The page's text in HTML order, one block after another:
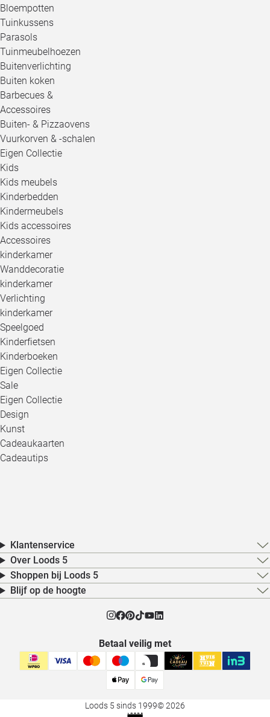
Bloempotten
Tuinkussens
Parasols
Tuinmeubelhoezen
Buitenverlichting
Buiten koken
Barbecues &
Accessoires
Buiten- & Pizzaovens
Vuurkorven & -schalen
Eigen Collectie
Kids
Kids meubels
Kinderbedden
Kindermeubels
Kids accessoires
Accessoires
kinderkamer
Wanddecoratie
kinderkamer
Verlichting
kinderkamer
Speelgoed
Kinderfietsen
Kinderboeken
Eigen Collectie
Sale
Eigen Collectie
Design
Kunst
Cadeaukaarten
Cadeautips
Klantenservice
Over Loods 5
Shoppen bij Loods 5
Blijf op de hoogte
Betaal veilig met
Loods 5 sinds 1999© 2026